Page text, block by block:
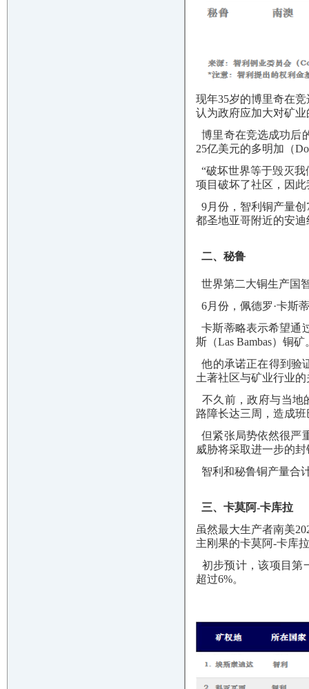
现年35岁的博里奇在
认为政府应加大对矿
博里奇在竞选成功后
25亿美元的多明加（
“破坏世界等于毁灭
项目破坏了社区，因
9月份，智利铜产量
都圣地亚哥附近的安
二、秘鲁
世界第二大铜生产国
6月份，佩德罗·卡斯
卡斯蒂略表示希望通
斯（Las Bambas）铜矿
他的承诺正在得到验
土著社区与矿业行业
不久前，政府与当地
路障长达三周，造成
但紧张局势依然很严
威胁将采取进一步的
智利和秘鲁铜产量合
三、卡莫阿-卡库拉
虽然最大生产者南美
主刚果的卡莫阿-卡库
初步预计，该项目第
超过6%。